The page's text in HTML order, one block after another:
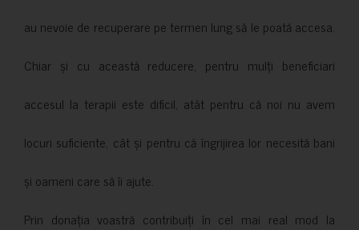
au nevoie de recuperare pe termen lung să le poată accesa.
Chiar și cu această reducere, pentru mulți beneficiari
accesul la terapii este dificil, atât pentru că noi nu avem
locuri suficiente, cât și pentru că îngrijirea lor necesită bani
și oameni care să îi ajute.
Prin donația voastră contribuiți în cel mai real mod la